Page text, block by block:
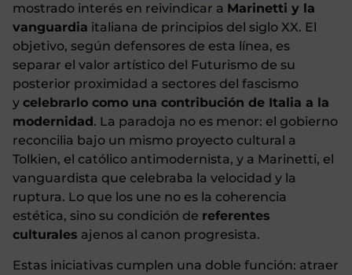
mostrado interés en reivindicar a Marinetti y la
vanguardia italiana de principios del siglo XX. El
objetivo, según defensores de esta línea, es
separar el valor artístico del Futurismo de su
posterior proximidad a sectores del fascismo
y celebrarlo como una contribución de Italia a la
modernidad . La paradoja no es menor: el gobierno
reconcilia bajo un mismo proyecto cultural a
Tolkien, el católico antimodernista, y a Marinetti, el
vanguardista que celebraba la velocidad y la
ruptura. Lo que los une no es la coherencia
estética, sino su condición de referentes
culturales ajenos al canon progresista.
Estas iniciativas cumplen una doble función: atraer